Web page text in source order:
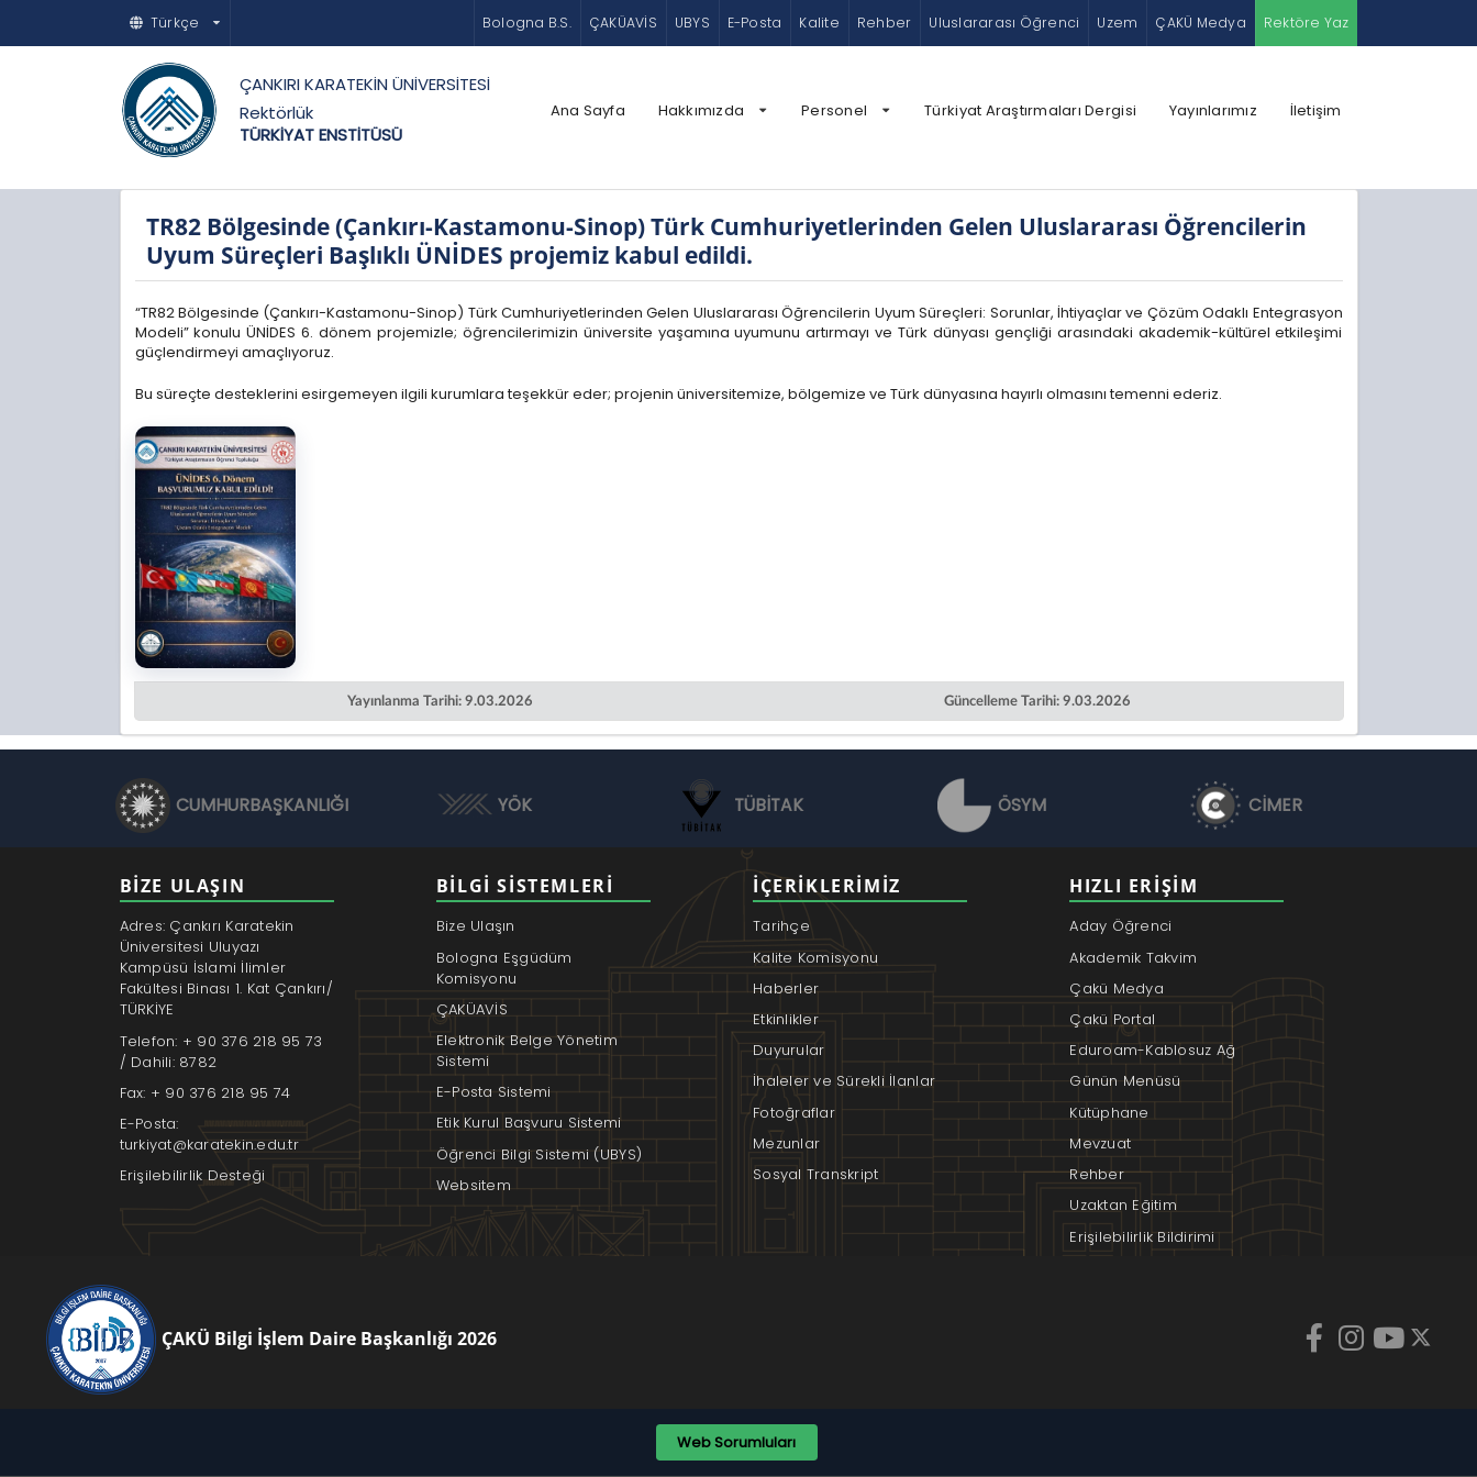
Türkçe Bologna B.S. ÇAKÜAVİS UBYS E-Posta Kalite Rehber Uluslararası Öğrenci Uzem ÇAKÜ Medya Rektöre Yaz
ÇANKIRI KARATEKİN ÜNİVERSİTESİ
Rektörlük
TÜRKİYAT ENSTİTÜSÜ
Ana Sayfa Hakkımızda Personel Türkiyat Araştırmaları Dergisi Yayınlarımız İletişim
TR82 Bölgesinde (Çankırı-Kastamonu-Sinop) Türk Cumhuriyetlerinden Gelen Uluslararası Öğrencilerin
Uyum Süreçleri Başlıklı ÜNİDES projemiz kabul edildi.
“TR82 Bölgesinde (Çankırı-Kastamonu-Sinop) Türk Cumhuriyetlerinden Gelen Uluslararası Öğrencilerin Uyum Süreçleri: Sorunlar, İhtiyaçlar ve Çözüm Odaklı Entegrasyon
Modeli” konulu ÜNİDES 6. dönem projemizle; öğrencilerimizin üniversite yaşamına uyumunu artırmayı ve Türk dünyası gençliği arasındaki akademik-kültürel etkileşimi
güçlendirmeyi amaçlıyoruz.
Bu süreçte desteklerini esirgemeyen ilgili kurumlara teşekkür eder; projenin üniversitemize, bölgemize ve Türk dünyasına hayırlı olmasını temenni ederiz.
Yayınlanma Tarihi: 9.03.2026 Güncelleme Tarihi: 9.03.2026
CUMHURBAŞKANLIĞI YÖK TÜBİTAK ÖSYM CİMER
BİZE ULAŞIN
Adres: Çankırı Karatekin
Üniversitesi Uluyazı
Kampüsü İslami İlimler
Fakültesi Binası 1. Kat Çankırı/
TÜRKİYE
Telefon: + 90 376 218 95 73
/ Dahili: 8782
Fax: + 90 376 218 95 74
E-Posta:
turkiyat@karatekin.edu.tr
Erişilebilirlik Desteği
BILGI SISTEMLERI
Bize Ulaşın
Bologna Eşgüdüm
Komisyonu
ÇAKÜAVİS
Elektronik Belge Yönetim
Sistemi
E-Posta Sistemi
Etik Kurul Başvuru Sistemi
Öğrenci Bilgi Sistemi (UBYS)
Websitem
İÇERIKLERIMIZ
Tarihçe
Kalite Komisyonu
Haberler
Etkinlikler
Duyurular
İhaleler ve Sürekli İlanlar
Fotoğraflar
Mezunlar
Sosyal Transkript
HIZLI ERIŞIM
Aday Öğrenci
Akademik Takvim
Çakü Medya
Çakü Portal
Eduroam-Kablosuz Ağ
Günün Menüsü
Kütüphane
Mevzuat
Rehber
Uzaktan Eğitim
Erişilebilirlik Bildirimi
ÇAKÜ Bilgi İşlem Daire Başkanlığı 2026
Web Sorumluları